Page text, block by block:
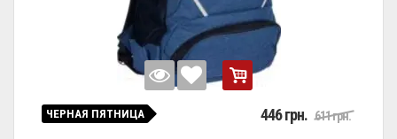
ЧЕРНАЯ ПЯТНИЦА 446 грн. 611 грн.